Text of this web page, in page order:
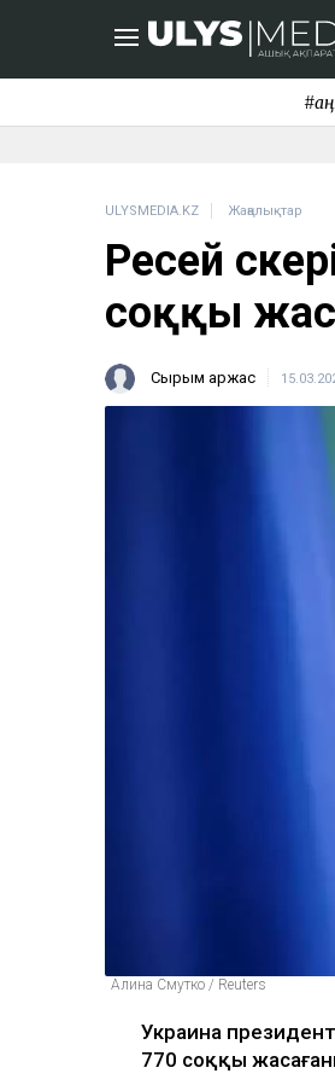
ULYSMEDIA.KZ Жаңалықтар
Ресей
соққы
Сырым Қаржас
Алина Смутко / Reuters
Украина
770 соққы